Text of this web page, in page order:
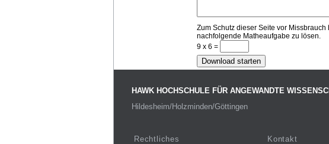
Zum Schutz dieser Seite vor Missbrauch
nachfolgende Matheaufgabe zu lösen.
9 x 6 =
HAWK HOCHSCHULE FÜR ANGEWANDTE
Hildesheim/Holzminden/Göttingen
Rechtliches
Kontakt